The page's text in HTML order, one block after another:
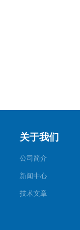
关于我们
公司简介
新闻中心
技术文章